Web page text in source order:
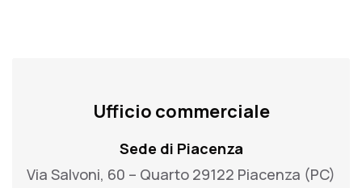
Ufficio commerciale
Sede di Piacenza
Via Salvoni, 60 – Quarto 29122 Piacenza (PC)